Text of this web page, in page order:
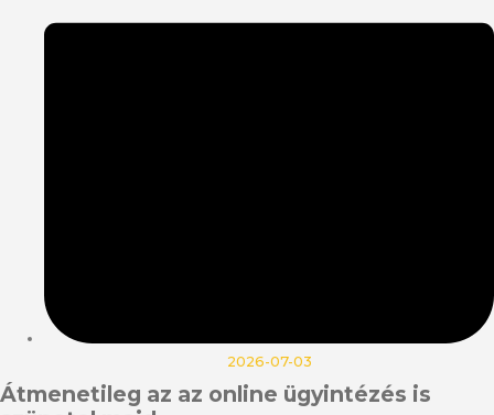
2026-07-03
Átmenetileg az az online ügyintézés is